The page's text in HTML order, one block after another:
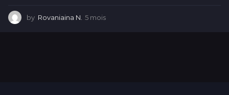
by Rovaniaina N. 5 mois